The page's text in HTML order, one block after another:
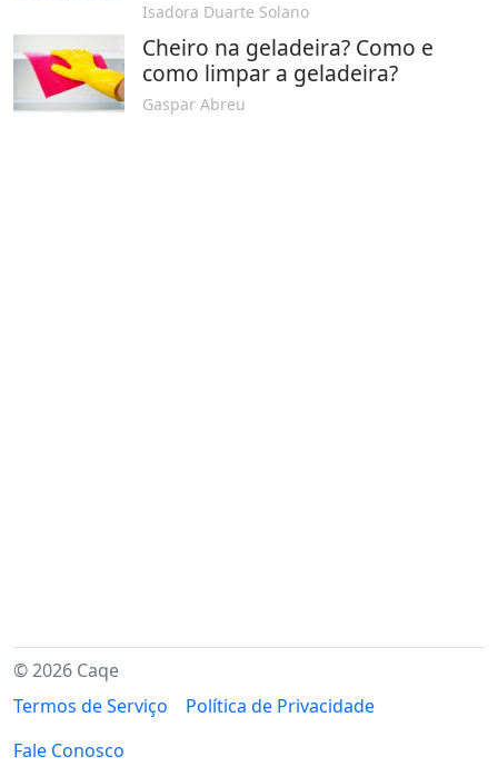
Isadora Duarte Solano
Cheiro na geladeira? Como e
como limpar a geladeira?
Gaspar Abreu
© 2026 Caqe
Termos de Serviço
Política de Privacidade
Fale Conosco